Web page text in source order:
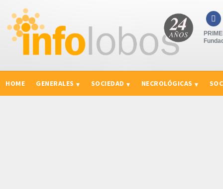

HOME GENERALES SOCIEDAD NECROLÓGICAS